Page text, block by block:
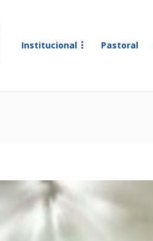
Institucional Pastoral